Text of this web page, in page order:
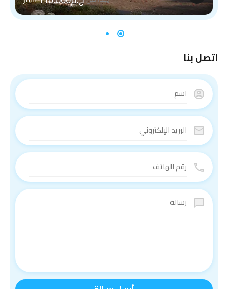
اتصل بنا